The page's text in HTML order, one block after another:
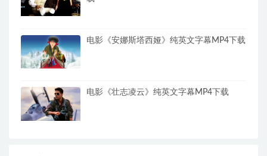
电影《安娜斯塔西娅》纯英文字幕MP4下载
电影《壮志凌云》纯英文字幕MP4下载